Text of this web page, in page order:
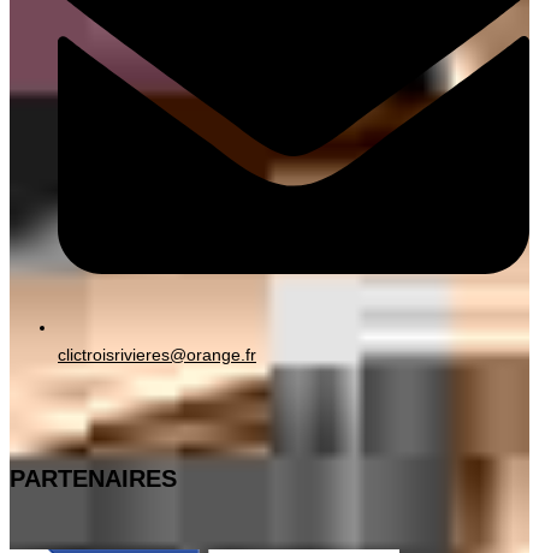
clictroisrivieres@orange.fr
PARTENAIRES